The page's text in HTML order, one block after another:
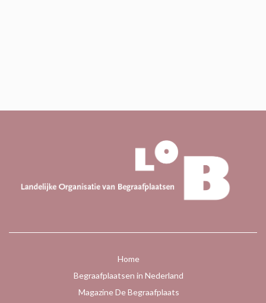
Home
Begraafplaatsen in Nederland
Magazine De Begraafplaats